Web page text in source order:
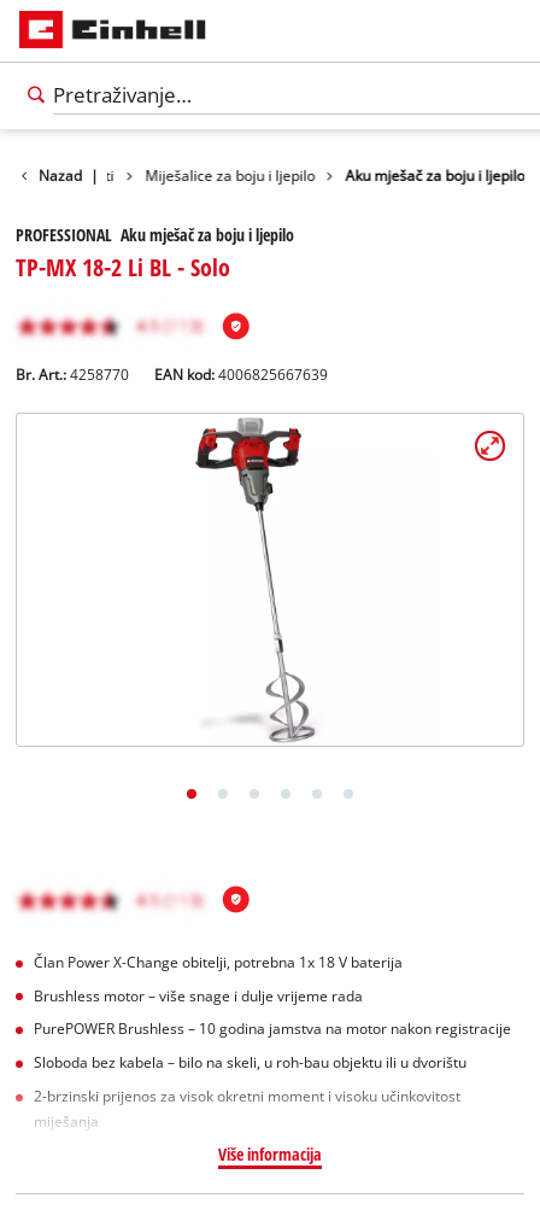
Nazad |Alati Miješalice za boju i ljepilo Aku mješač za boju i ljepilo
PROFESSIONAL Aku mješač za boju i ljepilo
TP-MX 18-2 Li BL - Solo
Br. Art.: 4258770 EAN kod:4006825667639
Član Power X-Change obitelji, potrebna 1x 18 V baterija
Brushless motor – više snage i dulje vrijeme rada
PurePOWER Brushless – 10 godina jamstva na motor nakon registracije
Sloboda bez kabela – bilo na skeli, u roh-bau objektu ili u dvorištu
2-brzinski prijenos za visok okretni moment i visoku učinkovitost
miješanja
Više informacija